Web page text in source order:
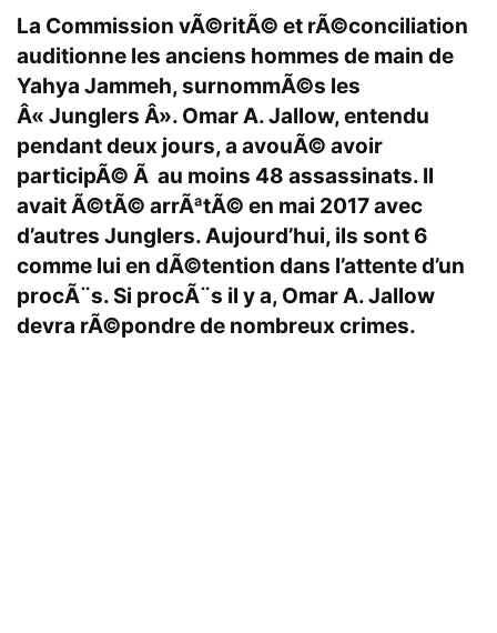
La Commission vÃ©ritÃ© et rÃ©conciliation
auditionne les anciens hommes de main de
Yahya Jammeh, surnommÃ©s les
Â« Junglers Â». Omar A. Jallow, entendu
pendant deux jours, a avouÃ© avoir
participÃ© Ã au moins 48 assassinats. Il
avait Ã©tÃ© arrÃªtÃ© en mai 2017 avec
d’autres Junglers. Aujourd’hui, ils sont 6
comme lui en dÃ©tention dans l’attente d’un
procÃ¨s. Si procÃ¨s il y a, Omar A. Jallow
devra rÃ©pondre de nombreux crimes.